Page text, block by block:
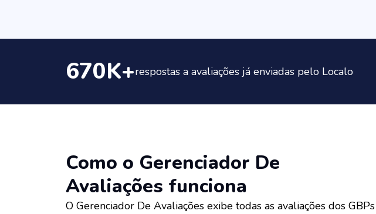
670K+respostas a avaliações já enviadas pelo Localo
Como o Gerenciador De
Avaliações funciona
O Gerenciador De Avaliações exibe todas as avaliações dos GBPs